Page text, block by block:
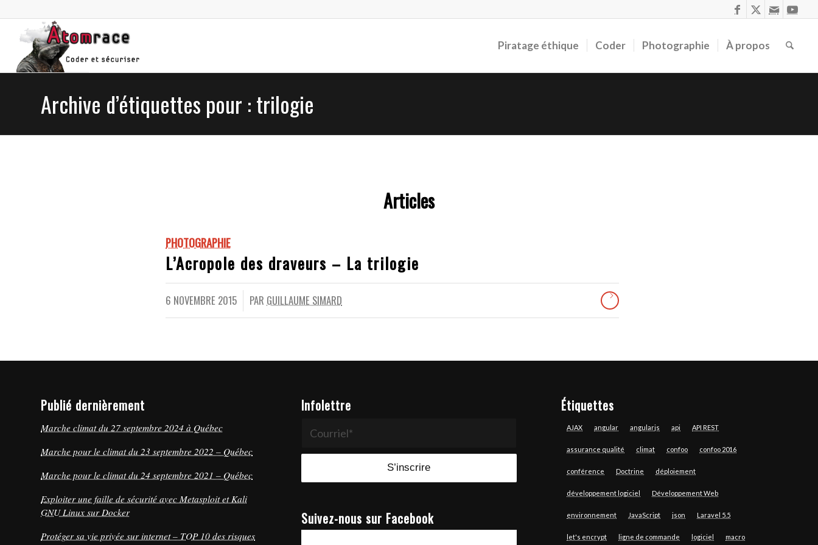
Piratage éthique Coder Photographie À propos
Archive d’étiquettes pour : trilogie
Articles
PHOTOGRAPHIE
L’Acropole des draveurs – La trilogie
6 NOVEMBRE 2015
/ PAR GUILLAUME SIMARD
Publié dernièrement
Marche climat du 27 septembre 2024 à Québec
Marche pour le climat du 23 septembre 2022 – Québec
Marche pour le climat du 24 septembre 2021 – Québec
Exploiter une faille de sécurité avec Metasploit et Kali
GNU Linux sur Docker
Protéger sa vie privée sur internet – TOP 10 des risques
Infolettre
Suivez-nous sur Facebook
Étiquettes
AJAX angular angularjs api API REST
assurance qualité climat confoo confoo 2016
conférence Doctrine déploiement
développement logiciel Développement Web
environnement JavaScript json Laravel 5.5
let's encrypt ligne de commande logiciel macro